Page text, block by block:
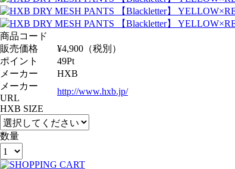
商品コード
販売価格
¥4,900 （税別）
ポイント
49Pt
メーカー
HXB
メーカー
URL
http://www.hxb.jp/
HXB SIZE
数量